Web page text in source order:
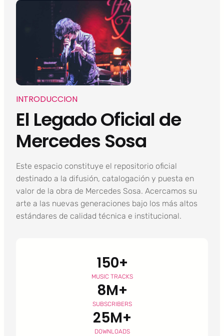
INTRODUCCION
El Legado Oficial de
Mercedes Sosa
Este espacio constituye el repositorio oficial
destinado a la difusión, catalogación y puesta en
valor de la obra de Mercedes Sosa. Acercamos su
arte a las nuevas generaciones bajo los más altos
estándares de calidad técnica e institucional.
150+
MUSIC TRACKS
8M+
SUBSCRIBERS
25M+
DOWNLOADS